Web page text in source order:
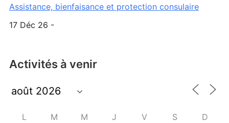
Assistance, bienfaisance et protection consulaire
17 Déc 26 -
Activités à venir
L M M J V S D